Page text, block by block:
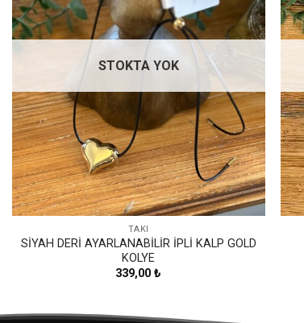
STOKTA YOK
TAKI
SİYAH DERİ AYARLANABİLİR İPLİ KALP GOLD
KOLYE
339,00₺